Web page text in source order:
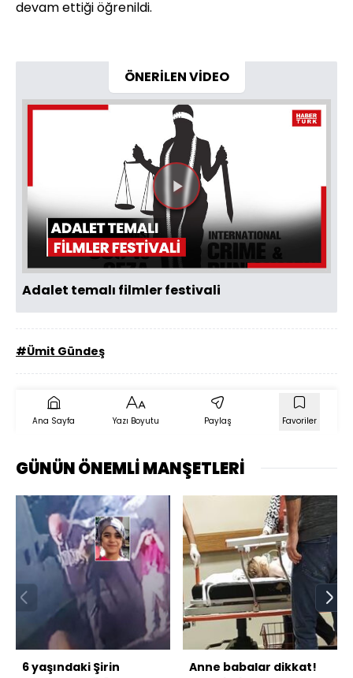
devam ettiği öğrenildi.
ÖNERİLEN VİDEO
Videoyu
Oynat
Adalet temalı filmler festivali
#Ümit Gündeş
Ana Sayfa Yazı Boyutu Paylaş Favoriler
GÜNÜN ÖNEMLİ MANŞETLERİ
6 yaşındaki Şirin
Anne babalar dikkat!